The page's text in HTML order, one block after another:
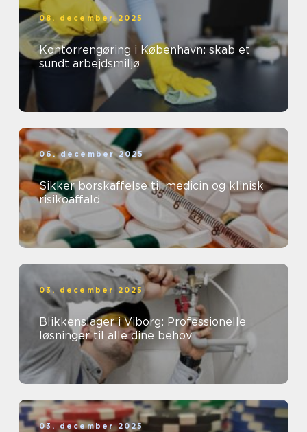
08. december 2025
Kontorrengøring i København: skab et
sundt arbejdsmiljø
06. december 2025
Sikker borskaffelse til medicin og klinisk
risikoaffald
03. december 2025
Blikkenslager i Viborg: Professionelle
løsninger til alle dine behov
03. december 2025